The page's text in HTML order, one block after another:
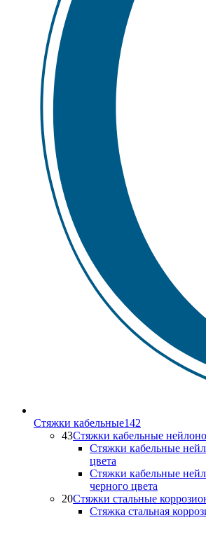
Стяжки кабельные142
43Стяжки кабельные
Стяжки кабельные
цвета
Стяжки кабельные
черного цвета
20Стяжки стальные
Стяжка стальная